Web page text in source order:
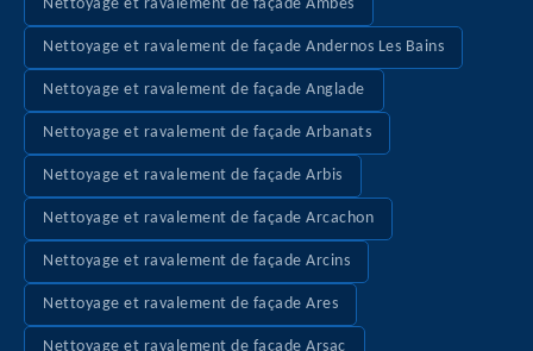
Nettoyage et ravalement de façade Ambes
Nettoyage et ravalement de façade Andernos Les Bains
Nettoyage et ravalement de façade Anglade
Nettoyage et ravalement de façade Arbanats
Nettoyage et ravalement de façade Arbis
Nettoyage et ravalement de façade Arcachon
Nettoyage et ravalement de façade Arcins
Nettoyage et ravalement de façade Ares
Nettoyage et ravalement de façade Arsac